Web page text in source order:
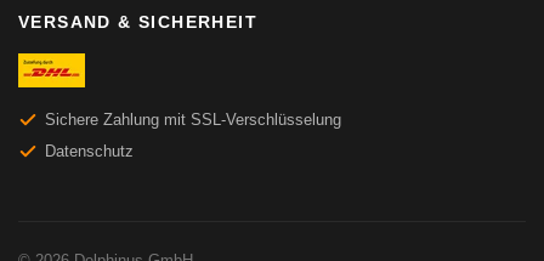
VERSAND & SICHERHEIT
Sichere Zahlung mit SSL-Verschlüsselung
Datenschutz